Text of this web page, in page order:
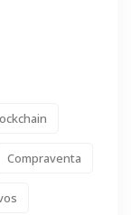
Compraventa